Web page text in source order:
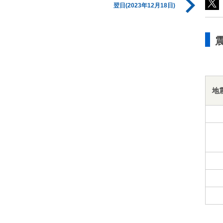
翌日(2023年12月18日)
地